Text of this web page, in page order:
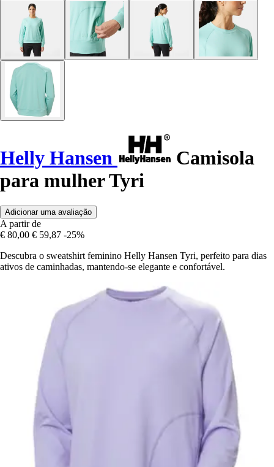
Helly Hansen
Camisola
para mulher Tyri
Adicionar uma avaliação
A partir de
€ 80,00 € 59,87 -25%
Descubra o sweatshirt feminino Helly Hansen Tyri, perfeito para dias
ativos de caminhadas, mantendo-se elegante e confortável.